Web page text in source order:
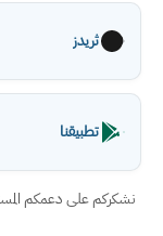
ثريدز
تطبيقنا
نشكركم على دعمكم